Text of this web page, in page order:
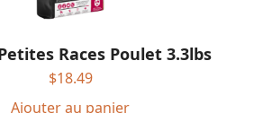
Races Poulet 3.3lbs
$18.49
Ajouter au panier